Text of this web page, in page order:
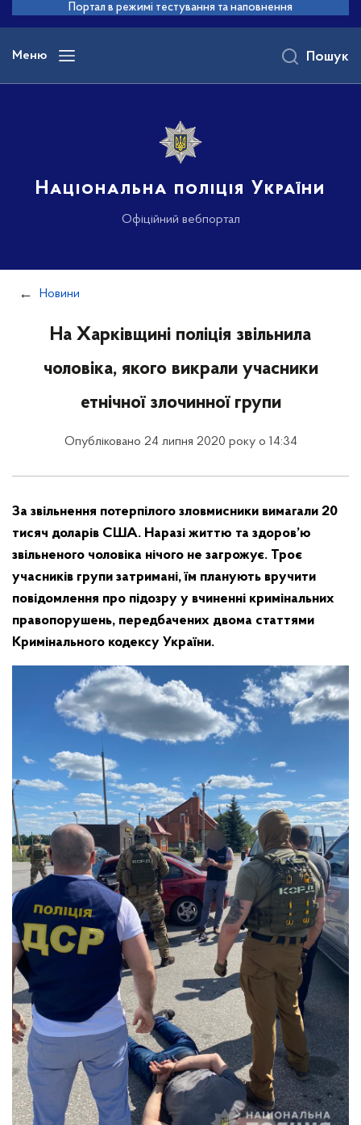
основного
вмісту
Портал в режимі тестування та наповнення
Меню
Національна поліція України
Офіційний вебпортал
Пошук
Новини
На Харківщині поліція звільнила
чоловіка, якого викрали учасники
етнічної злочинної групи
Опубліковано 24 липня 2020 року о 14:34
За звільнення потерпілого зловмисники вимагали 20
тисяч доларів США. Наразі життю та здоров’ю
звільненого чоловіка нічого не загрожує. Троє
учасників групи затримані, їм планують вручити
повідомлення про підозру у вчиненні кримінальних
правопорушень, передбачених двома статтями
Кримінального кодексу України.